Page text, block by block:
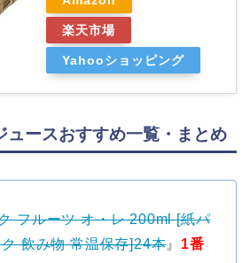
楽天市場
Yahooショッピング
ュースおすすめ一覧・まとめ
フルーツ オ・レ 200ml [紙パ
飲み物 常温保存]24本』 1番